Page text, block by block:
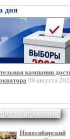
дня
кампания
09 августа
Новосибирский